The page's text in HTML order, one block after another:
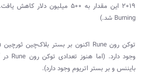
2019 این مقدار به 500 میلیون دلار کاهش یافت. (باقی آن سوزانده
Burning شد.)
توکن رونRune اکنون بر بستر بلاک‌چین ثورچین
وجود دارد. (اما هنوز تعدادی توکن رون Rune
بایننس و بر بستر اتریوم وجود دارد).